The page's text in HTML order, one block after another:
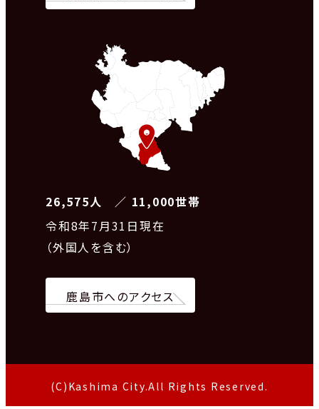
26,575人 ／ 11,000世帯
令和8年7月31日現在
（外国人を含む）
鹿島市へのアクセス
(C)Kashima City.All Rights Reserved.